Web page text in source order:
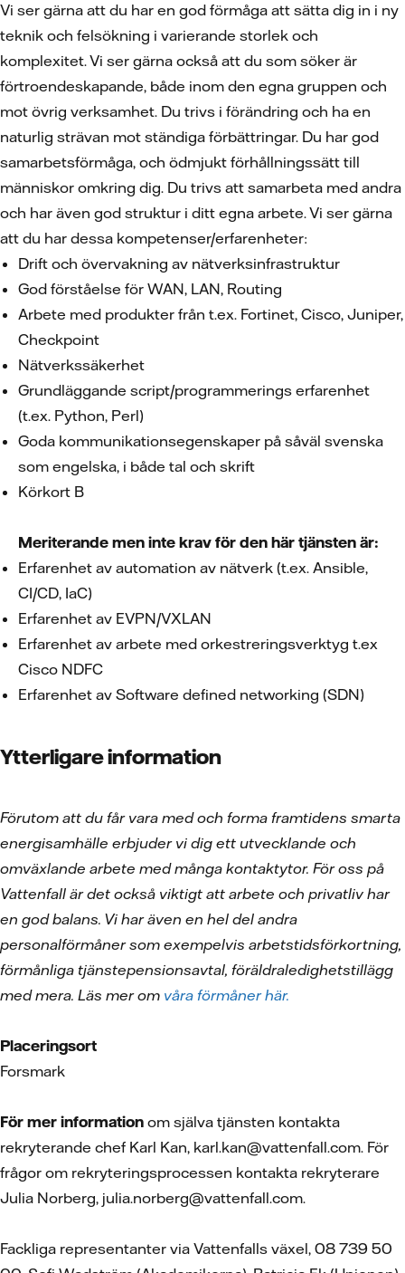
Vi ser gärna att du har en god förmåga att sätta dig in i ny
teknik och felsökning i varierande storlek och
komplexitet. Vi ser gärna också att du som söker är
förtroendeskapande, både inom den egna gruppen och
mot övrig verksamhet. Du trivs i förändring och ha en
naturlig strävan mot ständiga förbättringar. Du har god
samarbetsförmåga, och ödmjukt förhållningssätt till
människor omkring dig. Du trivs att samarbeta med andra
och har även god struktur i ditt egna arbete. Vi ser gärna
att du har dessa kompetenser/erfarenheter:
Drift och övervakning av nätverksinfrastruktur
God förståelse för WAN, LAN, Routing
Arbete med produkter från t.ex. Fortinet, Cisco, Juniper,
Checkpoint
Nätverkssäkerhet
Grundläggande script/programmerings erfarenhet
(t.ex. Python, Perl)
Goda kommunikationsegenskaper på såväl svenska
som engelska, i både tal och skrift
Körkort B
Meriterande men inte krav för den här tjänsten är:
Erfarenhet av automation av nätverk (t.ex. Ansible,
CI/CD, IaC)
Erfarenhet av EVPN/VXLAN
Erfarenhet av arbete med orkestreringsverktyg t.ex
Cisco NDFC
Erfarenhet av Software defined networking (SDN)
Ytterligare information
Förutom att du får vara med och forma framtidens smarta
energisamhälle erbjuder vi dig ett utvecklande och
omväxlande arbete med många kontaktytor. För oss på
Vattenfall är det också viktigt att arbete och privatliv har
en god balans. Vi har även en hel del andra
personalförmåner som exempelvis arbetstidsförkortning,
förmånliga tjänstepensionsavtal, föräldraledighetstillägg
med mera. Läs mer om våra förmåner här.
Placeringsort
Forsmark
För mer information om själva tjänsten kontakta
rekryterande chef Karl Kan, karl.kan@vattenfall.com. För
frågor om rekryteringsprocessen kontakta rekryterare
Julia Norberg, julia.norberg@vattenfall.com.
Fackliga representanter via Vattenfalls växel, 08 739 50